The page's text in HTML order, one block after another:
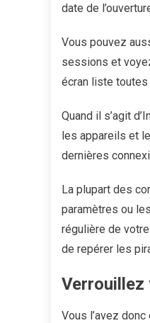
date de
Vous pouvez
sessions et
écran liste
Quand il s’agit
les appareils et
dernières
La plupart des
paramètres ou
régulière de
de repérer les
Verrouillez
Vous l’avez